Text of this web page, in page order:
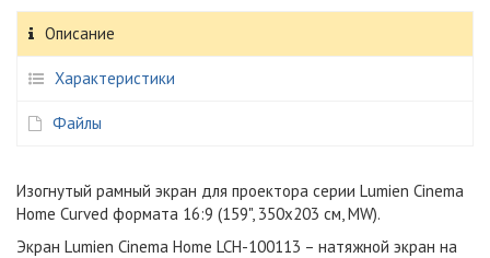
Описание
Характеристики
Файлы
Изогнутый рамный экран для проектора серии Lumien Cinema
Home Curved формата 16:9 (159", 350x203 см, MW).
Экран Lumien Cinema Home LCH-100113 – натяжной экран на